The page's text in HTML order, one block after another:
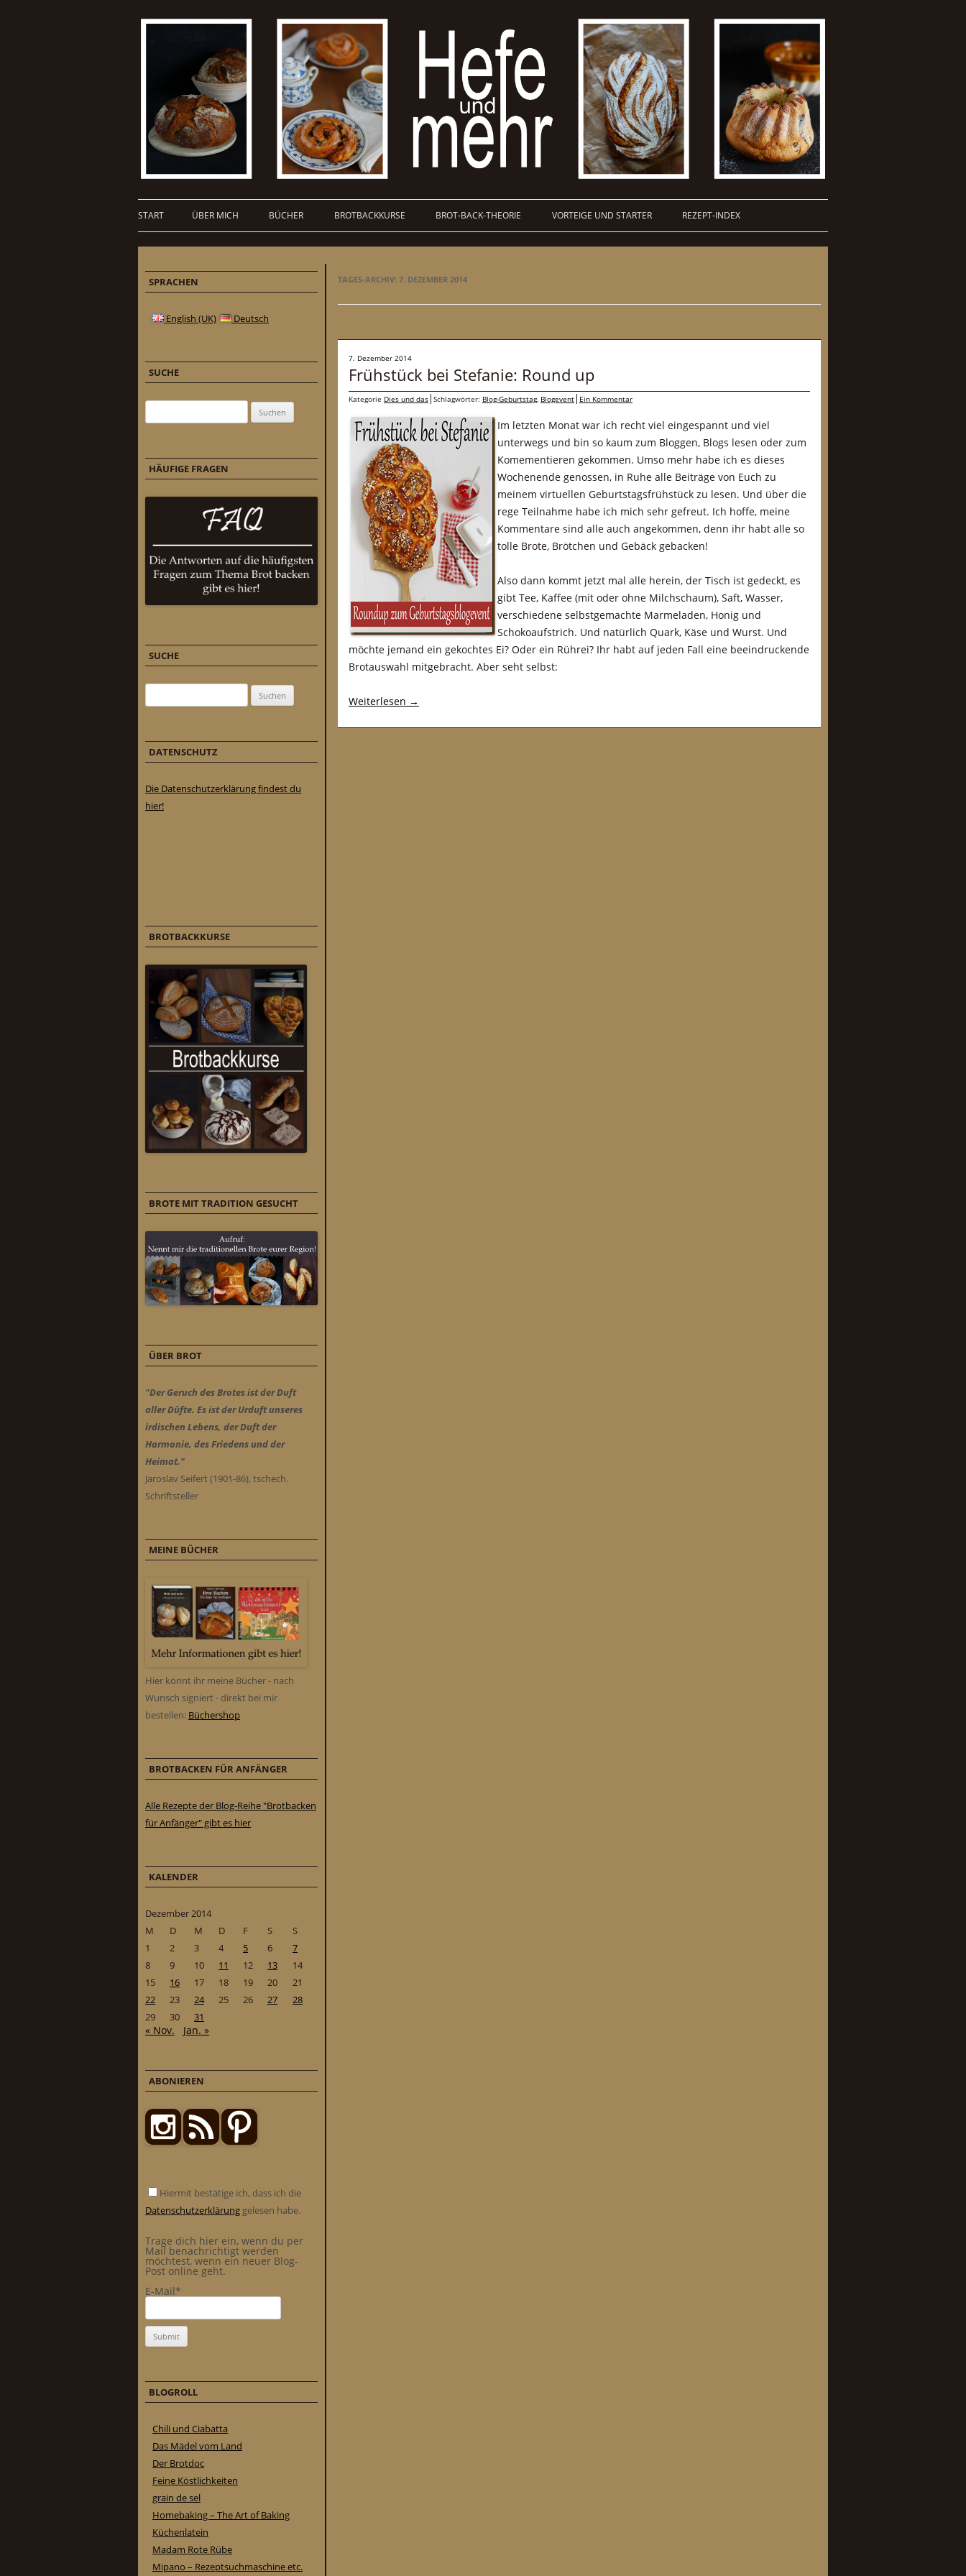
START ÜBER MICH BÜCHER BROTBACKKURSE BROT-BACK-THEORIE VORTEIGE UND STARTER REZEPT-INDEX
TAGES-ARCHIV: 7. DEZEMBER 2014
7. Dezember 2014
Frühstück bei Stefanie: Round up
Kategorie Dies und das Schlagwörter: Blog-Geburtstag, Blogevent Ein Kommentar
Im letzten Monat war ich recht viel eingespannt und viel
unterwegs und bin so kaum zum Bloggen, Blogs lesen oder zum
Komementieren gekommen. Umso mehr habe ich es dieses
Wochenende genossen, in Ruhe alle Beiträge von Euch zu
meinem virtuellen Geburtstagsfrühstück zu lesen. Und über die
rege Teilnahme habe ich mich sehr gefreut. Ich hoffe, meine
Kommentare sind alle auch angekommen, denn ihr habt alle so
tolle Brote, Brötchen und Gebäck gebacken!
Also dann kommt jetzt mal alle herein, der Tisch ist gedeckt, es
gibt Tee, Kaffee (mit oder ohne Milchschaum), Saft, Wasser,
verschiedene selbstgemachte Marmeladen, Honig und
Schokoaufstrich. Und natürlich Quark, Käse und Wurst. Und
möchte jemand ein gekochtes Ei? Oder ein Rührei? Ihr habt auf jeden Fall eine beeindruckende
Brotauswahl mitgebracht. Aber seht selbst:
Weiterlesen →
SPRACHEN
English (UK) Deutsch
SUCHE
HÄUFIGE FRAGEN
SUCHE
DATENSCHUTZ
Die Datenschutzerklärung findest du
hier!
BROTBACKKURSE
BROTE MIT TRADITION GESUCHT
ÜBER BROT
"Der Geruch des Brotes ist der Duft
aller Düfte. Es ist der Urduft unseres
irdischen Lebens, der Duft der
Harmonie, des Friedens und der
Heimat."
Jaroslav Seifert (1901-86), tschech.
Schriftsteller
MEINE BÜCHER
Hier könnt ihr meine Bücher - nach
Wunsch signiert - direkt bei mir
bestellen: Büchershop
BROTBACKEN FÜR ANFÄNGER
Alle Rezepte der Blog-Reihe "Brotbacken
für Anfänger" gibt es hier
KALENDER
Dezember 2014
M
D M D F S
S
1
2 3 4 5 6
7
8
9 10 11 12 13
14
15
16 17 18 19 20
21
22
23 24 25 26 27
28
29
30 31
« Nov. Jan. »
ABONIEREN
Hiermit bestätige ich, dass ich die
Datenschutzerklärung gelesen habe.
Trage dich hier ein, wenn du per
Mail benachrichtigt werden
möchtest, wenn ein neuer Blog-
Post online geht.
E-Mail*
BLOGROLL
Chili und Ciabatta
Das Mädel vom Land
Der Brotdoc
Feine Köstlichkeiten
grain de sel
Homebaking – The Art of Baking
Küchenlatein
Madam Rote Rübe
Mipano – Rezeptsuchmaschine etc.